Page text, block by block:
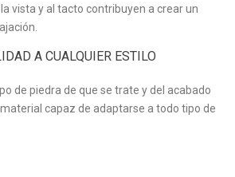
vista y al tacto contribuyen a crear un
A CUALQUIER ESTILO
de piedra de que se trate y del acabado
capaz de adaptarse a todo tipo de